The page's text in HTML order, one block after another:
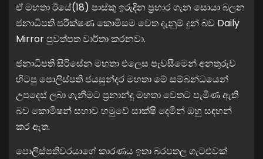
ඒ මහතා ඊයේ(18) පාස්කු ඉරුදින ප්‍රහාර ගැන සොයා බලන
ජනාධිපති පරීක්ෂණ කොමිසම වෙත දැනුම් දුන් බව Daily
Mirror පුවත්පත වාර්තා කරනවා.
ජනාධිපති සිරිසේන මහතා එලෙස පැවසීමෙන් අනතුරුව
හිටපු පොලිස්පති ජයසුන්දර මහතා මේ සම්බන්ධයෙන්
උපදෙස් ලබා ගැනීමට ප්‍රනාන්දු මහතා වෙතට පැමිණ ඇති
බව කොමිෂන් සභාව හමුවේ සාක්ෂි දෙමින් ඔහු සඳහන්
කර ඇත.
පොලිස්පතිවරයාගේ කාරණය ඉතා බරපතල ගැටළුවක්